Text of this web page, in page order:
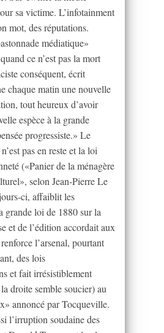
sa victime. L’infotainment
mot, des réputations.
médiatique»
ce n’est pas la mort
conséquent, écrit
chaque matin une nouvelle
tout heureux d’avoir
espèce à la grande
progressiste.» Le
pas en reste et la loi
(«Panier de la ménagère
selon Jean-Pierre Le
ci, affaiblit les
grande loi de 1880 sur la
et de l’édition accordait aux
l’arsenal, pourtant
des lois
et fait irrésistiblement
droite semble soucier) au
annoncé par Tocqueville.
l’irruption soudaine des